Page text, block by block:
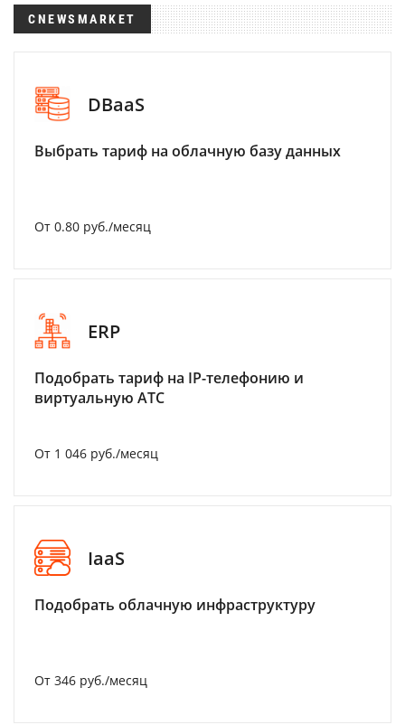
CNEWSMARKET
DBaaS
Выбрать тариф на облачную базу данных
От 0.80 руб./месяц
ERP
Подобрать тариф на IP-телефонию и
виртуальную АТС
От 1 046 руб./месяц
IaaS
Подобрать облачную инфраструктуру
От 346 руб./месяц